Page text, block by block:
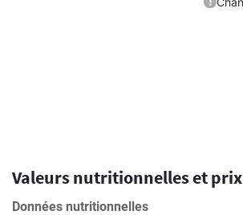
Valeurs nutritionnelles et prix
Données nutritionnelles